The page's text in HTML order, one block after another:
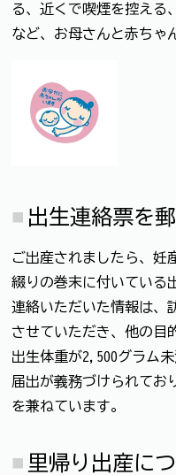
る、近くで喫煙を控える
など、お母さんと赤ちゃ
出生連絡票を
ご出産されましたら、妊
綴りの巻末に付いている
連絡いただいた情報は、
させていただき、他の目
出生体重が2,500グラム
届出が義務づけられてお
を兼ねています。
里帰り出産に